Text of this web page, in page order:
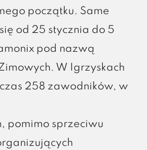
początku. Same
od 25 stycznia do 5
pod nazwą
W Igrzyskach
258 zawodników, w
pomimo sprzeciwu